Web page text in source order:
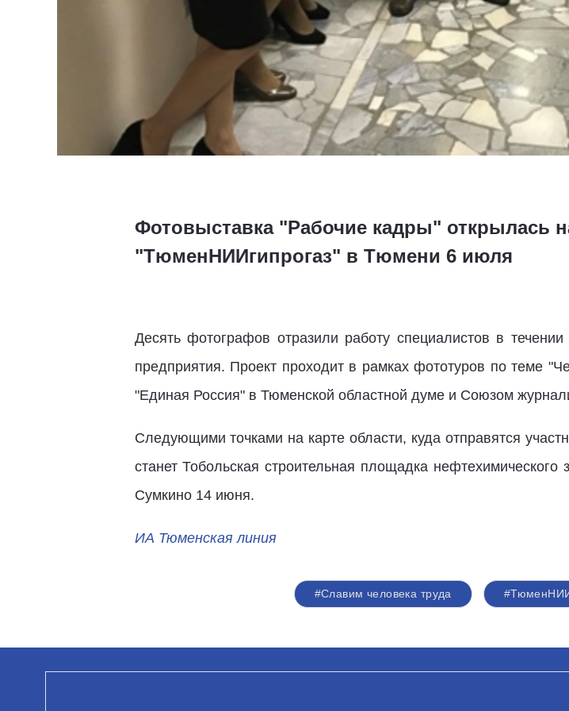
Фотовыставка "Рабочие кадры" открылась
"ТюменНИИгипрогаз" в Тюмени 6 июля
Десять фотографов отразили работу специалистов в
предприятия. Проект проходит в рамках фототуров по теме
"Единая Россия" в Тюменской областной думе и Союзом
Следующими точками на карте области, куда отправятся
станет Тобольская строительная площадка
Сумкино 14 июня.
ИА Тюменская линия
#Славим человека труда